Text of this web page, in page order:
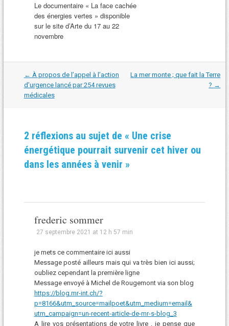
Le documentaire « La face cachée
des énergies vertes » disponible
sur le site d’Arte du 17 au 22
novembre
Navigation
dans
les
articles
← À propos de l’appel à l’action
d’urgence lancé par 254 revues
médicales
La mer monte ; que fait la Terre
? →
2 réflexions au sujet de « Une crise
énergétique pourrait survenir cet hiver ou
dans les années à venir »
frederic sommer
27 septembre 2021 at 12 h 57 min
je mets ce commentaire ici aussi
Message posté ailleurs mais qui va très bien ici aussi;
oubliez cependant la première ligne
Message envoyé à Michel de Rougemont via son blog
https://blog.mr-int.ch/?
p=8166&utm_source=mailpoet&utm_medium=email&
utm_campaign=un-recent-article-de-mr-s-blog_3
A lire vos présentations de votre livre , je pense que